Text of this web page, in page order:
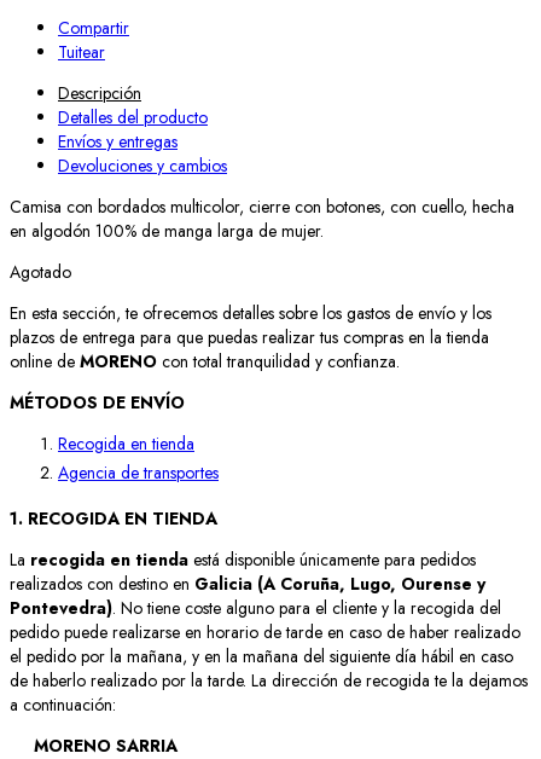
Compartir
Tuitear
Descripción
Detalles del producto
Envíos y entregas
Devoluciones y cambios
Camisa con bordados multicolor, cierre con botones, con cuello, hecha
en algodón 100% de manga larga de mujer.
Agotado
En esta sección, te ofrecemos detalles sobre los gastos de envío y los
plazos de entrega para que puedas realizar tus compras en la tienda
online de MORENO con total tranquilidad y confianza.
MÉTODOS DE ENVÍO
Recogida en tienda
Agencia de transportes
1. RECOGIDA EN TIENDA
La recogida en tienda está disponible únicamente para pedidos
realizados con destino en Galicia (A Coruña, Lugo, Ourense y
Pontevedra). No tiene coste alguno para el cliente y la recogida del
pedido puede realizarse en horario de tarde en caso de haber realizado
el pedido por la mañana, y en la mañana del siguiente día hábil en caso
de haberlo realizado por la tarde. La dirección de recogida te la dejamos
a continuación:
MORENO SARRIA